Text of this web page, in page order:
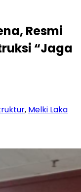
Resmi
“Jaga
, Melki Laka